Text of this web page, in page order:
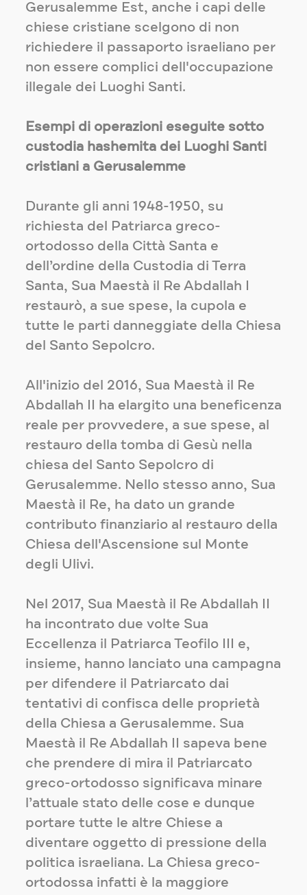
Gerusalemme Est, anche i capi delle
chiese cristiane scelgono di non
richiedere il passaporto israeliano per
non essere complici dell'occupazione
illegale dei Luoghi Santi.
Esempi di operazioni eseguite sotto
custodia hashemita dei Luoghi Santi
cristiani a Gerusalemme
Durante gli anni 1948-1950, su
richiesta del Patriarca greco-
ortodosso della Città Santa e
dell’ordine della Custodia di Terra
Santa, Sua Maestà il Re Abdallah I
restaurò, a sue spese, la cupola e
tutte le parti danneggiate della Chiesa
del Santo Sepolcro.
All'inizio del 2016, Sua Maestà il Re
Abdallah II ha elargito una beneficenza
reale per provvedere, a sue spese, al
restauro della tomba di Gesù nella
chiesa del Santo Sepolcro di
Gerusalemme. Nello stesso anno, Sua
Maestà il Re, ha dato un grande
contributo finanziario al restauro della
Chiesa dell'Ascensione sul Monte
degli Ulivi.
Nel 2017, Sua Maestà il Re Abdallah II
ha incontrato due volte Sua
Eccellenza il Patriarca Teofilo III e,
insieme, hanno lanciato una campagna
per difendere il Patriarcato dai
tentativi di confisca delle proprietà
della Chiesa a Gerusalemme. Sua
Maestà il Re Abdallah II sapeva bene
che prendere di mira il Patriarcato
greco-ortodosso significava minare
l’attuale stato delle cose e dunque
portare tutte le altre Chiese a
diventare oggetto di pressione della
politica israeliana. La Chiesa greco-
ortodossa infatti è la maggiore